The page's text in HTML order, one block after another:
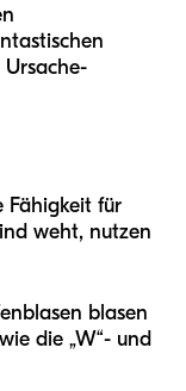
Fähigkeit für
weht, nutzen
blasen
die „W“- und